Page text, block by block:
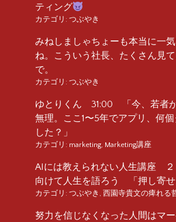
ティング
カテゴリ: つぶやき
みねしましゃちょーも本当に一
ね。こういう社長、たくさん見
で。
カテゴリ: つぶやき
ゆとりくん 31:00 「今、若者
無理。ここ1〜5年でアプリ、何
した？」
カテゴリ: marketing, Marketing講座
AIには教えられない人生講座 ２
向けて人生を語ろう 「押し寄せ
カテゴリ: つぶやき , 西園寺貴文の痺れる
努力を信じなくなった人間はマ